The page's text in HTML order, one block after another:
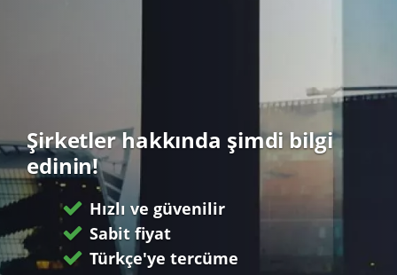
Şirketler hakkında şimdi bilgi
edinin!
Hızlı ve güvenilir
Sabit fiyat
Türkçe'ye tercüme